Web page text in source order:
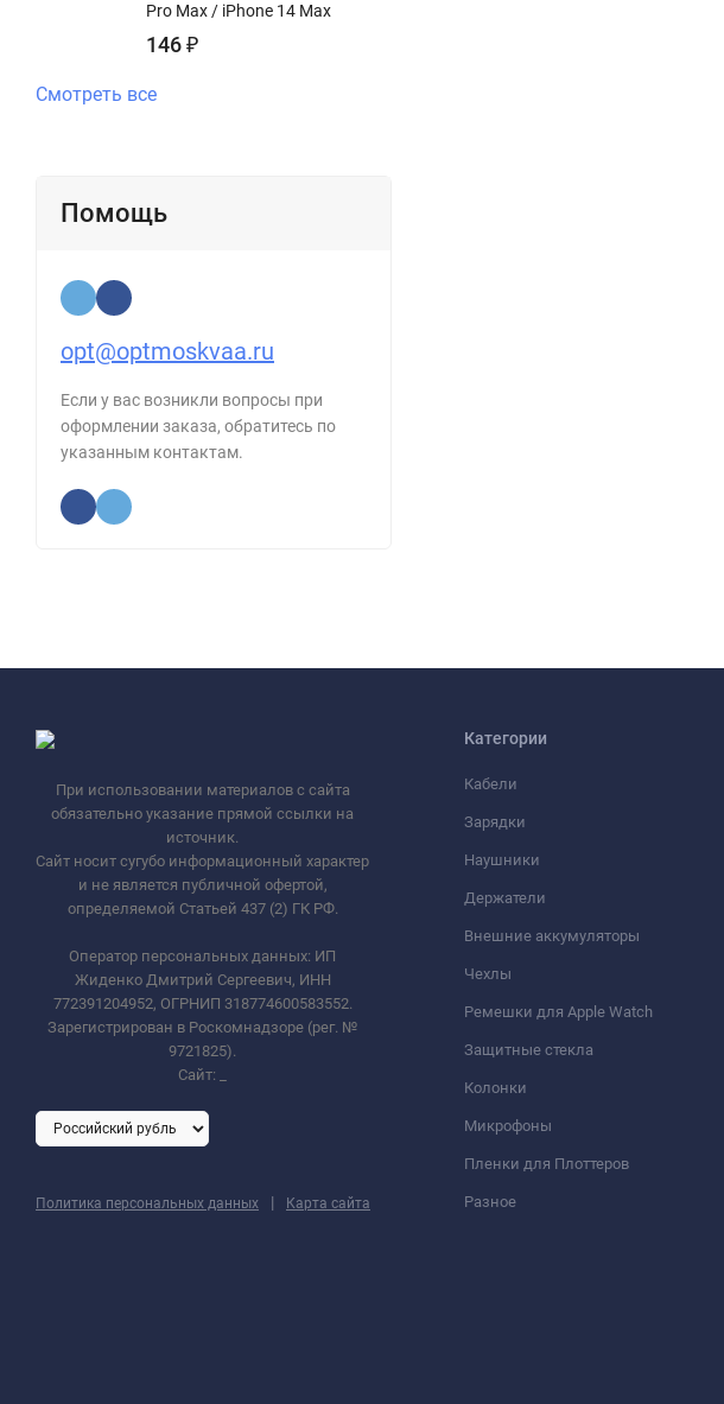
Pro Max / iPhone 14 Max
146₽
Смотреть все
Помощь
opt@optmoskvaa.ru
Если у вас возникли вопросы при
оформлении заказа, обратитесь по
указанным контактам.
При использовании материалов с сайта
обязательно указание прямой ссылки на
источник.
Сайт носит сугубо информационный характер
и не является публичной офертой,
определяемой Статьей 437 (2) ГК РФ.
Оператор персональных данных: ИП
Жиденко Дмитрий Сергеевич, ИНН
772391204952, ОГРНИП 318774600583552.
Зарегистрирован в Роскомнадзоре (рег. №
9721825).
Сайт:
Политика персональных данных | Карта сайта
Категории
Кабели
Зарядки
Наушники
Держатели
Внешние аккумуляторы
Чехлы
Ремешки для Apple Watch
Защитные стекла
Колонки
Микрофоны
Пленки для Плоттеров
Разное